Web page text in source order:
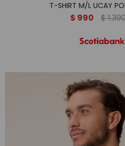
T-SHIRT M/L UCAY
$ 990 $